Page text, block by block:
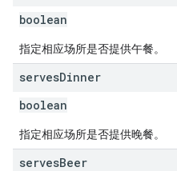
boolean
指定相应场所是否提供午餐。
servesDinner
boolean
指定相应场所是否提供晚餐。
servesBeer